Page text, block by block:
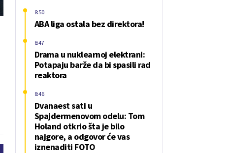
ABA liga ostala bez direktora!
8:50
Drama u nuklearnoj elektrani:
Potapaju barže da bi spasili rad
reaktora
8:47
Dvanaest sati u
Spajdermenovom odelu: Tom
Holand otkrio šta je bilo
najgore, a odgovor će vas
iznenaditi FOTO
8:46